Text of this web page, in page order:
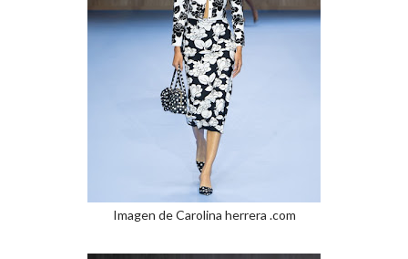
Imagen de Carolina herrera .com